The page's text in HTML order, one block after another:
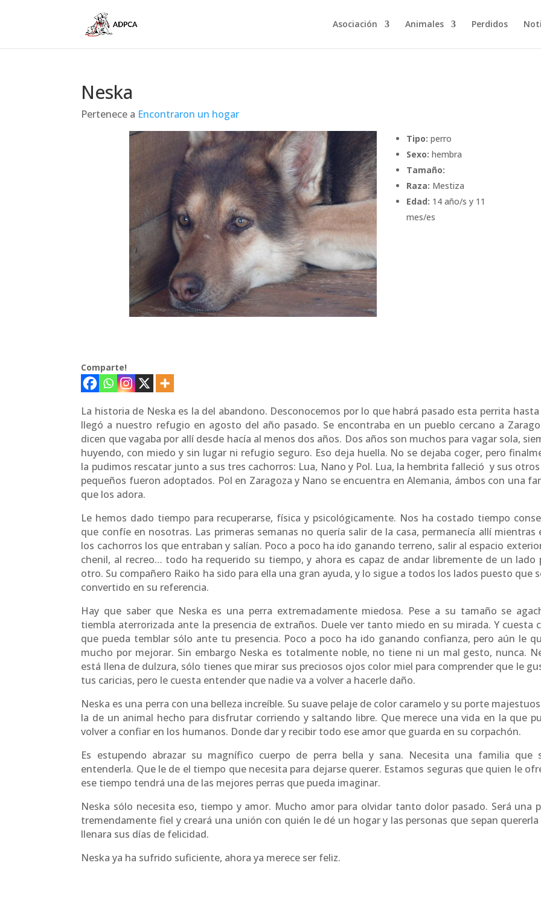
Asociación Animales Perdidos
Neska
Pertenece a Encontraron un hogar
Tipo: perro
Sexo: hembra
Tamaño:
Raza: Mestiza
Edad: 14 año/s y 11
mes/es
Comparte!
La historia de Neska es la del abandono. Desconocemos por lo que habrá pasado esta perrita
llegó a nuestro refugio en agosto del año pasado. Se encontraba en un pueblo cercano a
dicen que vagaba por allí desde hacía al menos dos años. Dos años son muchos para vagar sola,
huyendo, con miedo y sin lugar ni refugio seguro. Eso deja huella. No se dejaba coger, pero
la pudimos rescatar junto a sus tres cachorros: Lua, Nano y Pol. Lua, la hembrita falleció y sus
pequeños fueron adoptados. Pol en Zaragoza y Nano se encuentra en Alemania, ámbos con una
que los adora.
Le hemos dado tiempo para recuperarse, física y psicológicamente. Nos ha costado tiempo
que confíe en nosotras. Las primeras semanas no quería salir de la casa, permanecía allí mientras
los cachorros los que entraban y salían. Poco a poco ha ido ganando terreno, salir al espacio
chenil, al recreo… todo ha requerido su tiempo, y ahora es capaz de andar libremente de un lado
otro. Su compañero Raiko ha sido para ella una gran ayuda, y lo sigue a todos los lados puesto que
convertido en su referencia.
Hay que saber que Neska es una perra extremadamente miedosa. Pese a su tamaño se
tiembla aterrorizada ante la presencia de extraños. Duele ver tanto miedo en su mirada. Y cuesta
que pueda temblar sólo ante tu presencia. Poco a poco ha ido ganando confianza, pero aún le
mucho por mejorar. Sin embargo Neska es totalmente noble, no tiene ni un mal gesto, nunca.
está llena de dulzura, sólo tienes que mirar sus preciosos ojos color miel para comprender que le
tus caricias, pero le cuesta entender que nadie va a volver a hacerle daño.
Neska es una perra con una belleza increíble. Su suave pelaje de color caramelo y su porte
la de un animal hecho para disfrutar corriendo y saltando libre. Que merece una vida en la que
volver a confiar en los humanos. Donde dar y recibir todo ese amor que guarda en su corpachón.
Es estupendo abrazar su magnífico cuerpo de perra bella y sana. Necesita una familia que
entenderla. Que le de el tiempo que necesita para dejarse querer. Estamos seguras que quien le
ese tiempo tendrá una de las mejores perras que pueda imaginar.
Neska sólo necesita eso, tiempo y amor. Mucho amor para olvidar tanto dolor pasado. Será una
tremendamente fiel y creará una unión con quién le dé un hogar y las personas que sepan
llenara sus días de felicidad.
Neska ya ha sufrido suficiente, ahora ya merece ser feliz.